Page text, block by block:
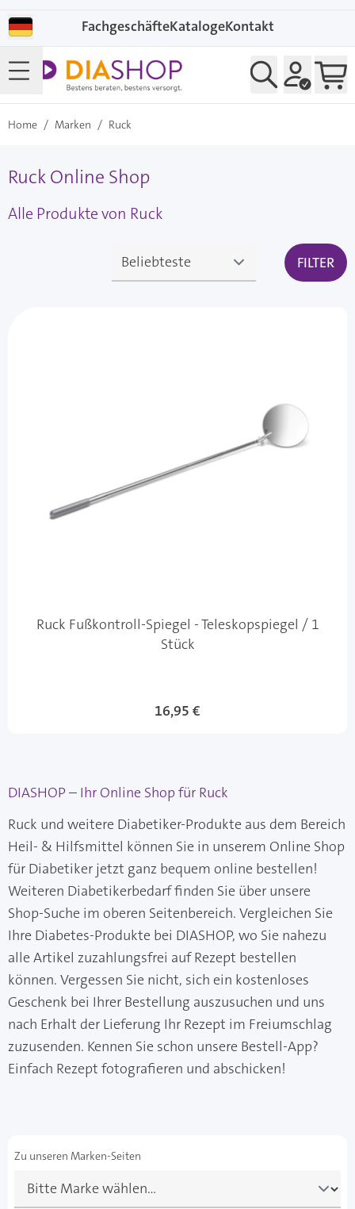
FachgeschäfteKatalogeKontakt
Home / Marken / Ruck
Ruck Online Shop
Alle Produkte von Ruck
FILTER
Ruck Fußkontroll-Spiegel - Teleskopspiegel / 1
Stück
16,95 €
DIASHOP – Ihr Online Shop für Ruck
Ruck und weitere Diabetiker-Produkte aus dem Bereich
Heil- & Hilfsmittel können Sie in unserem Online Shop
für Diabetiker jetzt ganz bequem online bestellen!
Weiteren Diabetikerbedarf finden Sie über unsere
Shop-Suche im oberen Seitenbereich. Vergleichen Sie
Ihre Diabetes-Produkte bei DIASHOP, wo Sie nahezu
alle Artikel zuzahlungsfrei auf Rezept bestellen
können. Vergessen Sie nicht, sich ein kostenloses
Geschenk bei Ihrer Bestellung auszusuchen und uns
nach Erhalt der Lieferung Ihr Rezept im Freiumschlag
zuzusenden. Kennen Sie schon unsere Bestell-App?
Einfach Rezept fotografieren und abschicken!
Zu unseren Marken-Seiten